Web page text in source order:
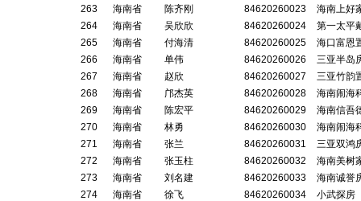
263
海南省 陈齐刚 84620260023
海南上好
264
海南省 吴欣欣 84620260024
第一太平
265
海南省 付海清 84620260025
海口富恩
266
海南省 单伟 84620260026
三亚半岛
267
海南省 赵欣 84620260027
三亚竹韵
268
海南省 邝杰英 84620260028
海南闹海
269
海南省 陈宏平 84620260029
海南信吾
270
海南省 林勇 84620260030
海南闹海
271
海南省 张兰 84620260031
三亚双鸿
272
海南省 张玉柱 84620260032
海南美树
273
海南省 刘名建 84620260033
海南诚誉
274
海南省 徐飞 84620260034
小武探房